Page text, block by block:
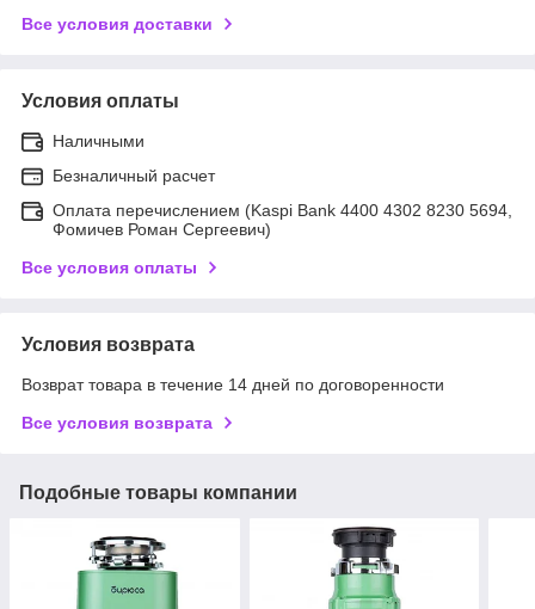
Все условия доставки
Условия оплаты
Наличными
Безналичный расчет
Оплата перечислением (Kaspi Bank 4400 4302 8230 5694,
Фомичев Роман Сергеевич)
Все условия оплаты
Условия возврата
Возврат товара в течение 14 дней по договоренности
Все условия возврата
Подобные товары компании